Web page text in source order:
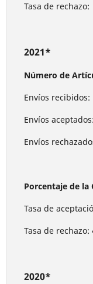
Tasa de rechazo:
2021*
Número de
Envíos recibidos:
Envíos
Envíos
Porcentaje de
Tasa de
Tasa de rechazo:
2020*